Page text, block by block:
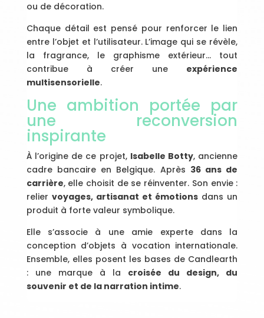
ou de décoration.
Chaque détail est pensé pour renforcer le lien
entre l’objet et l’utilisateur. L’image qui se révèle,
la fragrance, le graphisme extérieur… tout
contribue à créer une expérience
multisensorielle.
Une ambition portée par
une reconversion
inspirante
À l’origine de ce projet, Isabelle Botty, ancienne
cadre bancaire en Belgique. Après 36 ans de
carrière, elle choisit de se réinventer. Son envie :
relier voyages, artisanat et émotions dans un
produit à forte valeur symbolique.
Elle s’associe à une amie experte dans la
conception d’objets à vocation internationale.
Ensemble, elles posent les bases de Candlearth
: une marque à la croisée du design, du
souvenir et de la narration intime.